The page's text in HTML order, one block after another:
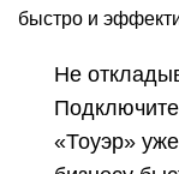
быстро и
Не
«Тоуэр»